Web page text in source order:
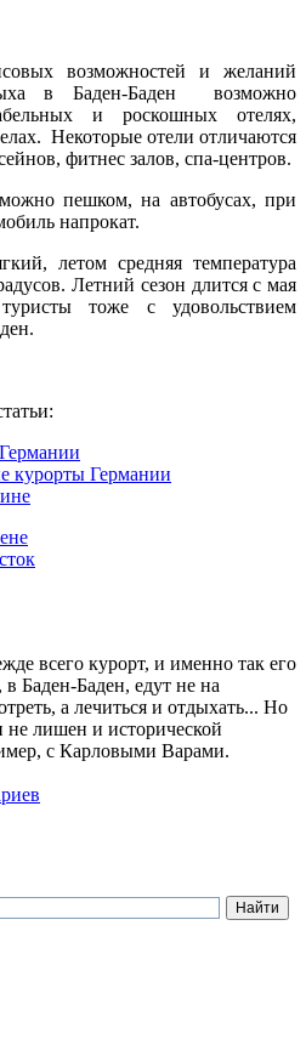
возможностей и желаний
в Баден-Баден возможно
и роскошных отелях,
Некоторые отели отличаются
фитнес залов, спа-центров.
пешком, на автобусах, при
напрокат.
летом средняя температура
Летний сезон длится с мая
тоже с удовольствием
курорты Германии
всего курорт, и именно так его
Баден-Баден, едут не на
а лечиться и отдыхать... Но
не лишен и исторической
с Карловыми Варами.